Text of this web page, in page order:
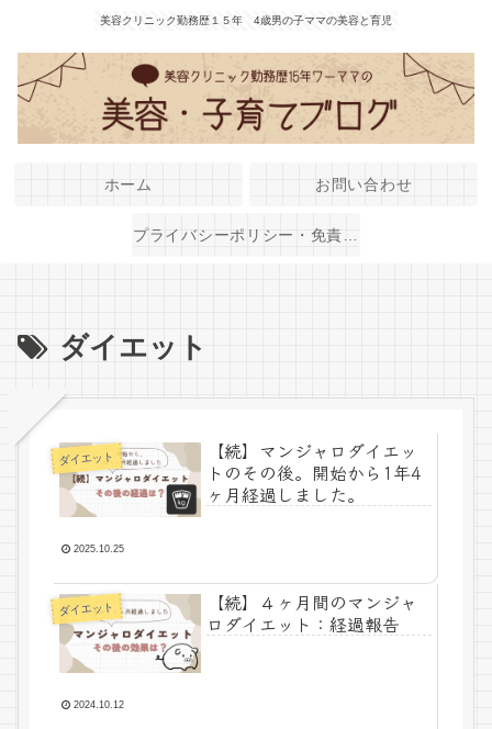
美容クリニック勤務歴１５年 4歳男の子ママの美容と育児
ホーム お問い合わせ
ダイエット
ダイエット
【続】マンジャロダイエッ
トのその後。開始から1年4
ヶ月経過しました。
2025.10.25
ダイエット
【続】４ヶ月間のマンジャ
ロダイエット：経過報告
2024.10.12